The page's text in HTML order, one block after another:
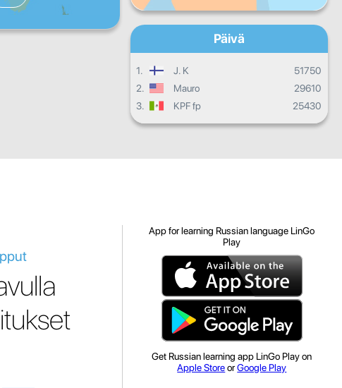
Päivä
1. J. K
51750
2.
Mauro
29610
3.
KPF fp 25430
App for learning Russian language LinGo
Play
Get Russian learning app LinGo Play on
Apple StoreorGoogle Play